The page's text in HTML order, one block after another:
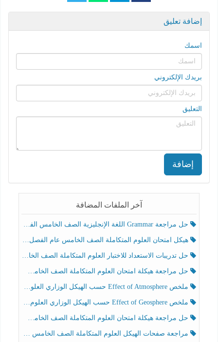
إضافة تعليق
اسمك
بريدك الإلكتروني
التعليق
إضافة
آخر الملفات المضافة
حل مراجعة Grammar اللغة الإنجليزية الصف الخامس الفصل الثالث
هيكل امتحان العلوم المتكاملة الصف الخامس عام الفصل الدراسي الثالث 2025-2026
حل تدريبات الاستعداد للاختبار العلوم المتكاملة الصف الخامس عام الفصل الثالث
حل مراجعة هيكلة امتحان العلوم المتكاملة الصف الخامس انسبير الفصل الثالث
ملخص Effect of Atmosphere حسب الهيكل الوزاري العلوم المتكاملة الصف الخامس انسبير الفصل الثالث
ملخص Effect of Geosphere حسب الهيكل الوزاري العلوم المتكاملة الصف الخامس انسبير الفصل الثالث
حل مراجعة هيكلة امتحان العلوم المتكاملة الصف الخامس عام الفصل الثالث
مراجعة صفحات الهيكل العلوم المتكاملة الصف الخامس انسبير الفصل الثالث